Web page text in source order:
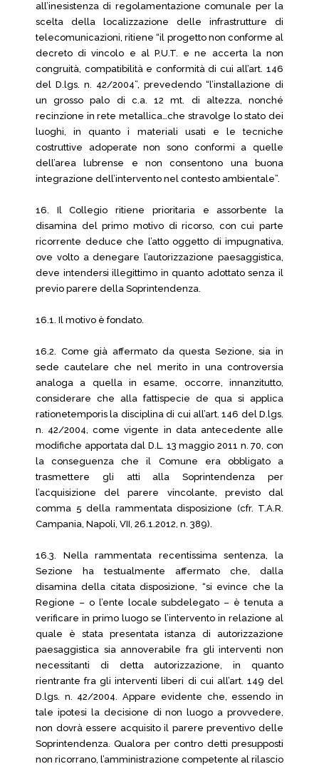
all’inesistenza di regolamentazione comunale per la
scelta della localizzazione delle infrastrutture di
telecomunicazioni, ritiene “il progetto non conforme al
decreto di vincolo e al P.U.T. e ne accerta la non
congruità, compatibilità e conformità di cui all’art. 146
del D.lgs. n. 42/2004”, prevedendo “l’installazione di
un grosso palo di c.a. 12 mt. di altezza, nonché
recinzione in rete metallica…che stravolge lo stato dei
luoghi, in quanto i materiali usati e le tecniche
costruttive adoperate non sono conformi a quelle
dell’area lubrense e non consentono una buona
integrazione dell’intervento nel contesto ambientale”.
16. Il Collegio ritiene prioritaria e assorbente la
disamina del primo motivo di ricorso, con cui parte
ricorrente deduce che l’atto oggetto di impugnativa,
ove volto a denegare l’autorizzazione paesaggistica,
deve intendersi illegittimo in quanto adottato senza il
previo parere della Soprintendenza.
16.1. Il motivo è fondato.
16.2. Come già affermato da questa Sezione, sia in
sede cautelare che nel merito in una controversia
analoga a quella in esame, occorre, innanzitutto,
considerare che alla fattispecie de qua si applica
rationetemporis la disciplina di cui all’art. 146 del D.lgs.
n. 42/2004, come vigente in data antecedente alle
modifiche apportata dal D.L. 13 maggio 2011 n. 70, con
la conseguenza che il Comune era obbligato a
trasmettere gli atti alla Soprintendenza per
l’acquisizione del parere vincolante, previsto dal
comma 5 della rammentata disposizione (cfr. T.A.R.
Campania, Napoli, VII, 26.1.2012, n. 389).
16.3. Nella rammentata recentissima sentenza, la
Sezione ha testualmente affermato che, dalla
disamina della citata disposizione, “si evince che la
Regione – o l’ente locale subdelegato – è tenuta a
verificare in primo luogo se l’intervento in relazione al
quale è stata presentata istanza di autorizzazione
paesaggistica sia annoverabile fra gli interventi non
necessitanti di detta autorizzazione, in quanto
rientrante fra gli interventi liberi di cui all’art. 149 del
D.lgs. n. 42/2004. Appare evidente che, essendo in
tale ipotesi la decisione di non luogo a provvedere,
non dovrà essere acquisito il parere preventivo delle
Soprintendenza. Qualora per contro detti presupposti
non ricorrano, l’amministrazione competente al rilascio